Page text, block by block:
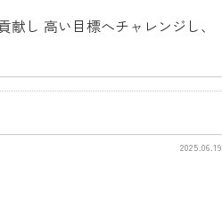
し 高い目標へチャレンジし、
2025.06.19